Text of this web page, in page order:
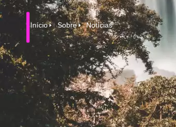
Início Sobre Notícias